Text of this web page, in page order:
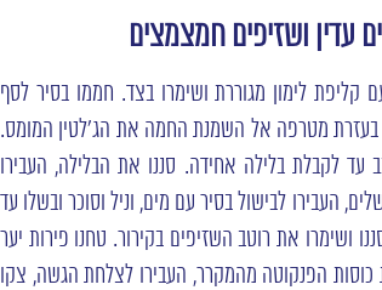
עדין ושזיפים חמצמצים
קליפת לימון מגוררת ושימרו בצד. חממו בסיר לסף
בעזרת מטרפה אל השמנת החמה את הג'לטין המומס.
עד לקבלת בלילה אחידה. סננו את הבלילה, העבירו
העבירו לבישול בסיר עם מים, וניל וסוכר ובשלו עד
ושימרו את רוטב השזיפים בקירור. טחנו פירות יער
הפנקוטה מהמקרר, העבירו לצלחת הגשה, צקו